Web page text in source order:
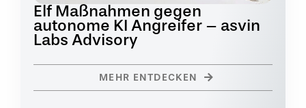
Elf Maßnahmen gegen
autonome KI Angreifer – asvin
Labs Advisory
MEHR ENTDECKEN